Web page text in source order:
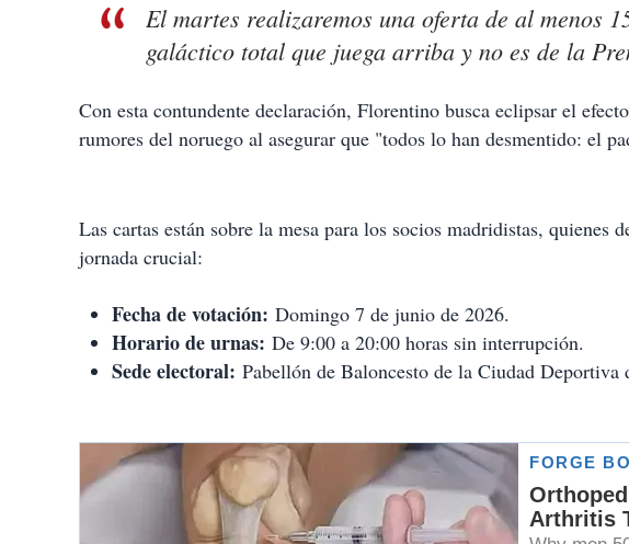
El martes realizaremos una oferta de al menos
galáctico total que juega arriba y no es de la
Con esta contundente declaración, Florentino busca eclipsar el
rumores del noruego al asegurar que "todos lo han desmentido: el
Las cartas están sobre la mesa para los socios madridistas, quienes
jornada crucial:
Fecha de votación: Domingo 7 de junio de 2026.
Horario de urnas: De 9:00 a 20:00 horas sin interrupción.
Sede electoral: Pabellón de Baloncesto de la Ciudad Deportiva